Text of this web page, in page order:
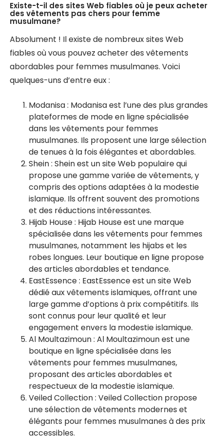
Existe-t-il des sites Web fiables où je peux acheter
des vêtements pas chers pour femme
musulmane?
Absolument ! Il existe de nombreux sites Web
fiables où vous pouvez acheter des vêtements
abordables pour femmes musulmanes. Voici
quelques-uns d’entre eux :
Modanisa : Modanisa est l’une des plus grandes
plateformes de mode en ligne spécialisée
dans les vêtements pour femmes
musulmanes. Ils proposent une large sélection
de tenues à la fois élégantes et abordables.
Shein : Shein est un site Web populaire qui
propose une gamme variée de vêtements, y
compris des options adaptées à la modestie
islamique. Ils offrent souvent des promotions
et des réductions intéressantes.
Hijab House : Hijab House est une marque
spécialisée dans les vêtements pour femmes
musulmanes, notamment les hijabs et les
robes longues. Leur boutique en ligne propose
des articles abordables et tendance.
EastEssence : EastEssence est un site Web
dédié aux vêtements islamiques, offrant une
large gamme d’options à prix compétitifs. Ils
sont connus pour leur qualité et leur
engagement envers la modestie islamique.
Al Moultazimoun : Al Moultazimoun est une
boutique en ligne spécialisée dans les
vêtements pour femmes musulmanes,
proposant des articles abordables et
respectueux de la modestie islamique.
Veiled Collection : Veiled Collection propose
une sélection de vêtements modernes et
élégants pour femmes musulmanes à des prix
accessibles.